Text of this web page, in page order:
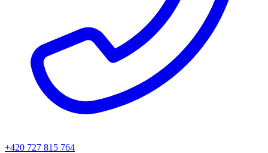
+420 727 815 764